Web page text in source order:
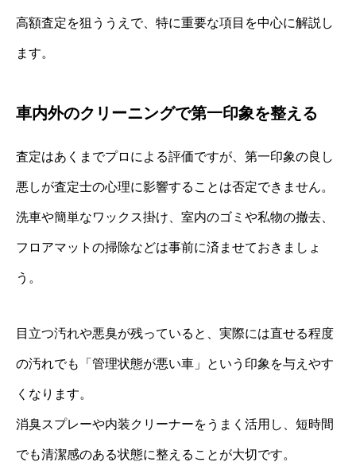
高額査定を狙ううえで、特に重要な項目を中心に解説し
ます。
車内外のクリーニングで第一印象を整える
査定はあくまでプロによる評価ですが、第一印象の良し
悪しが査定士の心理に影響することは否定できません。
洗車や簡単なワックス掛け、室内のゴミや私物の撤去、
フロアマットの掃除などは事前に済ませておきましょ
う。
目立つ汚れや悪臭が残っていると、実際には直せる程度
の汚れでも「管理状態が悪い車」という印象を与えやす
くなります。
消臭スプレーや内装クリーナーをうまく活用し、短時間
でも清潔感のある状態に整えることが大切です。